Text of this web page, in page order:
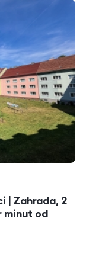
| Zahrada, 2
minut od